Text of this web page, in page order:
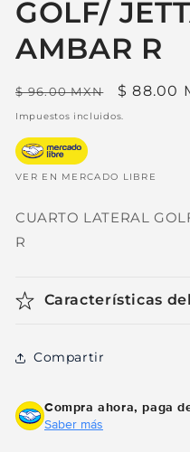
GOLF/
AMBAR R
Precio
habitual
$ 96.00 MXN
Precio
de
$ 88.00
Impuestos incluidos.
VER EN MERCADO LIBRE
CUARTO LATERAL
R
Características
Compartir
Compra ahora, paga
Saber más